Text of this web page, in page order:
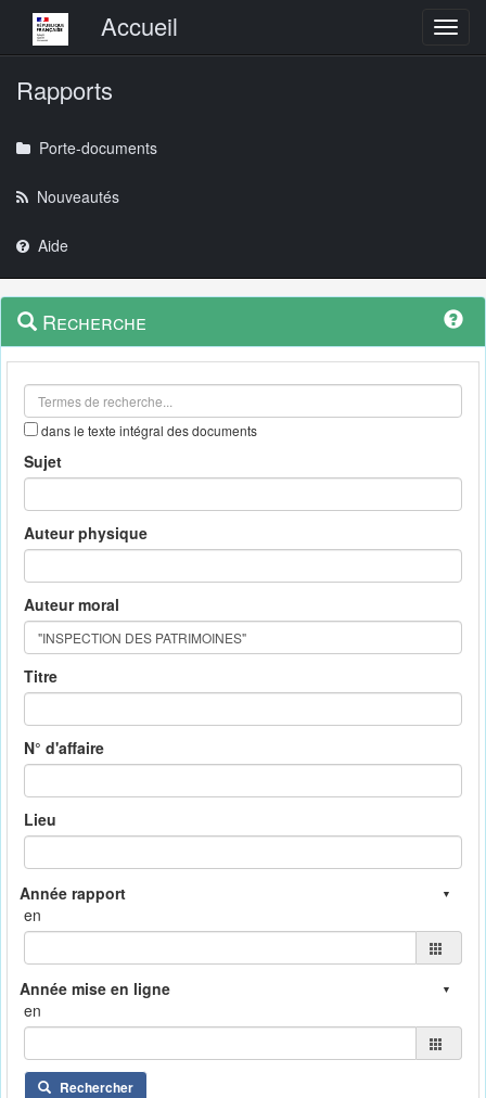
Menu principalAccueil
Rapports
Porte-documents
Nouveautés
Aide
Navigation
outils
Menu
contextuel
Recherche
dans le texte intégral des documents
Sujet
Auteur physique
Auteur moral
Titre
N° d'affaire
Lieu
en
en
Rechercher